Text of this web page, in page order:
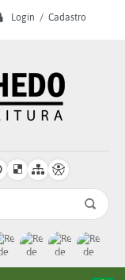
Login / Cadastro